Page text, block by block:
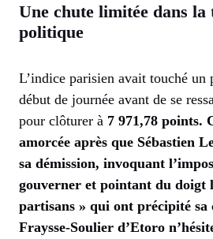
Une chute limitée dans la
politique
L’indice parisien avait touché un
début de journée avant de se
pour clôturer à 7 971,78 points.
amorcée après que Sébastien
sa démission, invoquant
gouverner et pointant du doigt
partisans » qui ont précipité sa
Fraysse-Soulier d’Etoro